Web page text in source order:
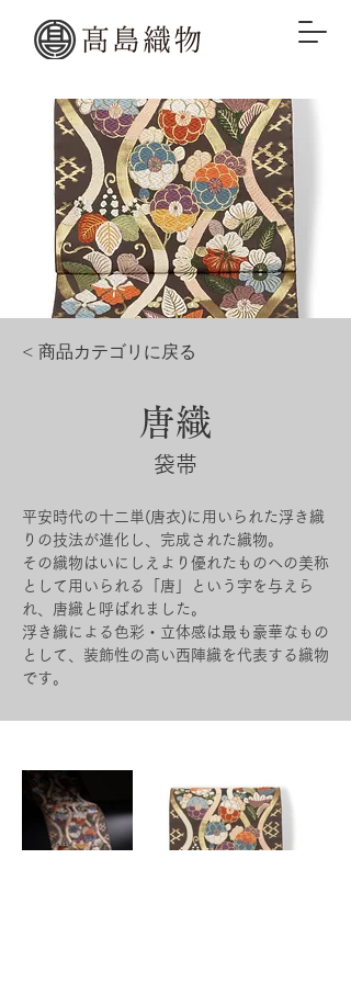
< 商品カテゴリに戻る
唐織
袋帯
平安時代の十二単(唐衣)に用いられた浮き織
りの技法が進化し、完成された織物。
その織物はいにしえより優れたものへの美称
として用いられる「唐」という字を与えら
れ、唐織と呼ばれました。
浮き織による色彩・立体感は最も豪華なもの
として、装飾性の高い西陣織を代表する織物
です。